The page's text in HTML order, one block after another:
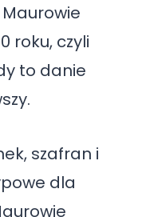
Maurowie
roku, czyli
to danie
szafran i
dla